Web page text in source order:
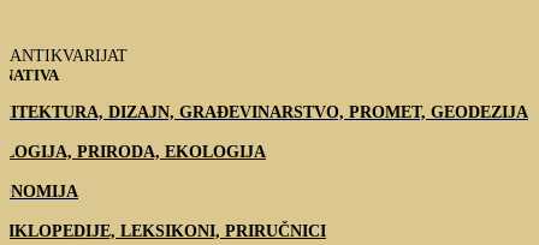
ANTIKVARIJAT
DIZAJN, GRAĐEVINARSTVO, PROMET, GEODEZIJA
PRIRODA, EKOLOGIJA
LEKSIKONI, PRIRUČNICI